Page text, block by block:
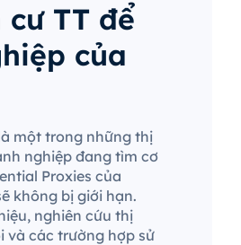
TT để
của
một trong những thị
nghiệp đang tìm cơ
Proxies của
không bị giới hạn.
nghiên cứu thị
và các trường hợp sử